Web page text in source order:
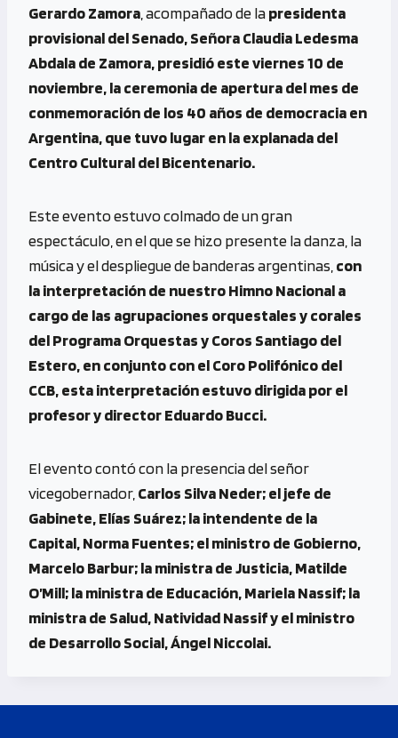
Gerardo Zamora , acompañado de lapresidenta
provisional del Senado, Señora Claudia Ledesma
Abdala de Zamora, presidió este viernes 10 de
noviembre, la ceremonia de apertura del mes de
conmemoración de los 40 años de democracia en
Argentina, que tuvo lugar en la explanada del
Centro Cultural del Bicentenario.
Este evento estuvo colmado de un gran
espectáculo, en el que se hizo presente la danza, la
música y el despliegue de banderas argentinas, con
la interpretación de nuestro Himno Nacional a
cargo de las agrupaciones orquestales y corales
del Programa Orquestas y Coros Santiago del
Estero, en conjunto con el Coro Polifónico del
CCB, esta interpretación estuvo dirigida por el
profesor y director Eduardo Bucci.
El evento contó con la presencia del señor
vicegobernador, Carlos Silva Neder; el jefe de
Gabinete, Elías Suárez; la intendente de la
Capital, Norma Fuentes; el ministro de Gobierno,
Marcelo Barbur; la ministra de Justicia, Matilde
O’Mill; la ministra de Educación, Mariela Nassif; la
ministra de Salud, Natividad Nassif y el ministro
de Desarrollo Social, Ángel Niccolai.